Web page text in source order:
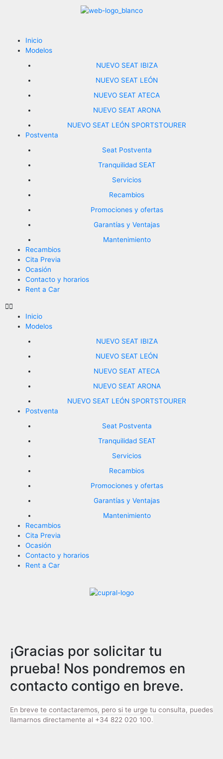
Inicio
Modelos
NUEVO SEAT IBIZA
NUEVO SEAT LEÓN
NUEVO SEAT ATECA
NUEVO SEAT ARONA
NUEVO SEAT LEÓN SPORTSTOURER
Postventa
Seat Postventa
Tranquilidad SEAT
Servicios
Recambios
Promociones y ofertas
Garantías y Ventajas
Mantenimiento
Recambios
Cita Previa
Ocasión
Contacto y horarios
Rent a Car
Inicio
Modelos
NUEVO SEAT IBIZA
NUEVO SEAT LEÓN
NUEVO SEAT ATECA
NUEVO SEAT ARONA
NUEVO SEAT LEÓN SPORTSTOURER
Postventa
Seat Postventa
Tranquilidad SEAT
Servicios
Recambios
Promociones y ofertas
Garantías y Ventajas
Mantenimiento
Recambios
Cita Previa
Ocasión
Contacto y horarios
Rent a Car
¡Gracias por solicitar tu
prueba! Nos pondremos en
contacto contigo en breve.
En breve te contactaremos, pero si te urge tu consulta, puedes
llamarnos directamente al +34 822 020 100.